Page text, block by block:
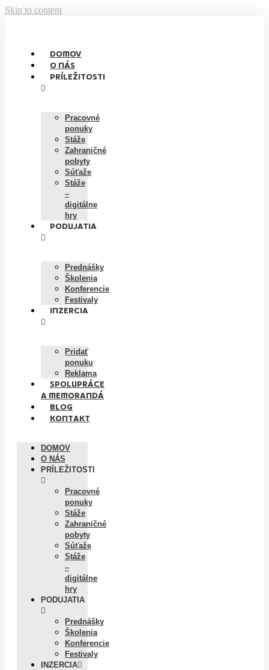
Skip to content
DOMOV
O NÁS
PRÍLEŽITOSTI
Pracovné
ponuky
Stáže
Zahraničné
pobyty
Súťaže
Stáže
–
digitálne
hry
PODUJATIA
Prednášky
Školenia
Konferencie
Festivaly
INZERCIA
Pridať
ponuku
Reklama
SPOLUPRÁCE
A MEMORANDÁ
BLOG
KONTAKT
DOMOV
O NÁS
PRÍLEŽITOSTI
Pracovné
ponuky
Stáže
Zahraničné
pobyty
Súťaže
Stáže
–
digitálne
hry
PODUJATIA
Prednášky
Školenia
Konferencie
Festivaly
INZERCIA